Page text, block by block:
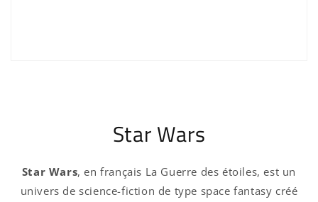
Star Wars
Star Wars, en français La Guerre des étoiles, est un
univers de science-fiction de type space fantasy créé
Connexion requise